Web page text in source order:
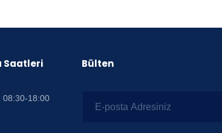
Saatleri
08:30-18:00
Bülten